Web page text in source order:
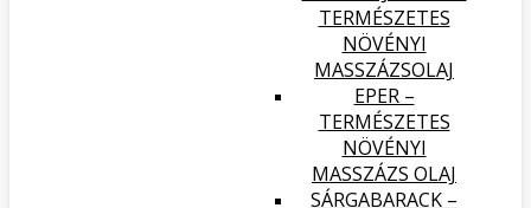
TERMÉSZETES
NÖVÉNYI
MASSZÁZSOLAJ
EPER –
TERMÉSZETES
NÖVÉNYI
MASSZÁZS OLAJ
SÁRGABARACK –